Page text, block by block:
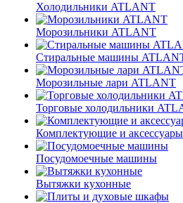
Холодильники ATLANT
Морозильники ATLANT
Стиральные машины
Морозильные лари ATLANT
Торговые холодильники
Комплектующие и аксессуары
Посудомоечные машины
Вытяжки кухонные